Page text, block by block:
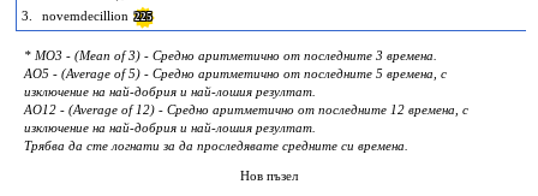
3. novemdecillion 225
* MO3 - (Mean of 3) - Средно аритметично от последните 3 времена.
AO5 - (Average of 5) - Средно аритметично от последните 5 времена, с
изключение на най-добрия и най-лошия резултат.
AO12 - (Average of 12) - Средно аритметично от последните 12 времена, с
изключение на най-добрия и най-лошия резултат.
Трябва да сте логнати за да проследявате средните си времена.
Нов пъзел